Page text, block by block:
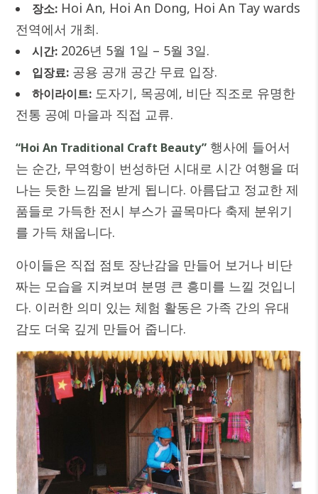
장소: Hoi An, Hoi An Dong, Hoi An Tay wards
전역에서 개최.
시간: 2026년 5월 1일 – 5월 3일.
입장료: 공용 공개 공간 무료 입장.
하이라이트: 도자기, 목공예, 비단 직조로 유명한
전통 공예 마을과 직접 교류.
“Hoi An Traditional Craft Beauty” 행사에 들어서
는 순간, 무역항이 번성하던 시대로 시간 여행을 떠
나는 듯한 느낌을 받게 됩니다. 아름답고 정교한 제
품들로 가득한 전시 부스가 골목마다 축제 분위기
를 가득 채웁니다.
아이들은 직접 점토 장난감을 만들어 보거나 비단
짜는 모습을 지켜보며 분명 큰 흥미를 느낄 것입니
다. 이러한 의미 있는 체험 활동은 가족 간의 유대
감도 더욱 깊게 만들어 줍니다.